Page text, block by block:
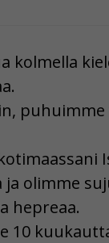
kolmella
puhuimme
ja olimme
hepreaa.
10